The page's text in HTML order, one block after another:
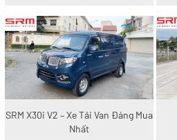
SRM X30i V2 – Xe Tải Van Đáng Mua
Nhất